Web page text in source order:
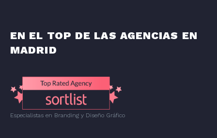
EN EL TOP DE LAS AGENCIAS EN
MADRID
Especialistas en Branding y Diseño Gráfico